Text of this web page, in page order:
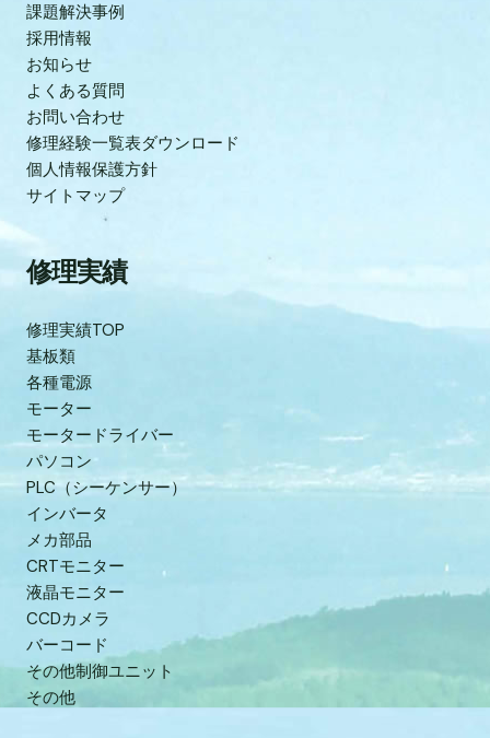
課題解決事例
採用情報
お知らせ
よくある質問
お問い合わせ
修理経験一覧表ダウンロード
個人情報保護方針
サイトマップ
修理実績
修理実績TOP
基板類
各種電源
モーター
モータードライバー
パソコン
PLC（シーケンサー）
インバータ
メカ部品
CRTモニター
液晶モニター
CCDカメラ
バーコード
その他制御ユニット
その他